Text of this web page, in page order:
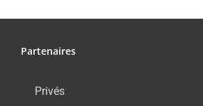
Partenaires
Privés